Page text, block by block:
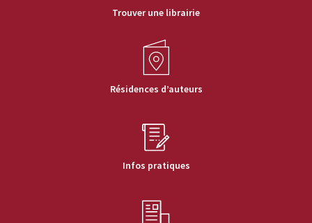
Trouver une librairie
Résidences d’auteurs
Infos pratiques